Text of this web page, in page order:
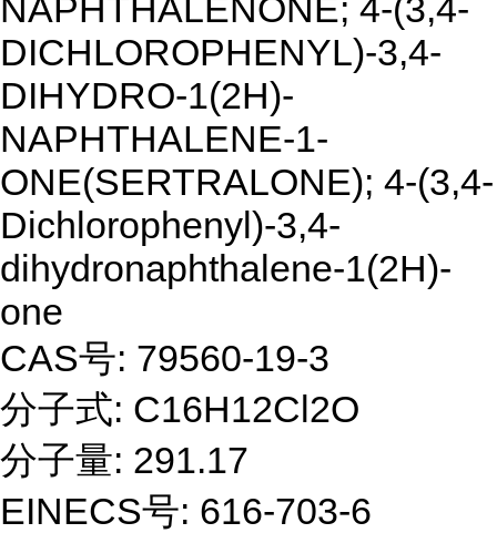
NAPHTHALENONE; 4-(3,4-
DICHLOROPHENYL)-3,4-
DIHYDRO-1(2H)-
NAPHTHALENE-1-
ONE(SERTRALONE); 4-(3,4-
Dichlorophenyl)-3,4-
dihydronaphthalene-1(2H)-
one
CAS号: 79560-19-3
分子式: C16H12Cl2O
分子量: 291.17
EINECS号: 616-703-6